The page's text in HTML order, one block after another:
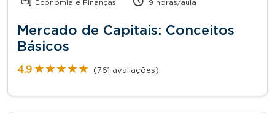
Economia e Finanças 9 horas/aula
Mercado de Capitais: Conceitos
Básicos
4.9 ★★★★★
★★★★★ (761 avaliações)